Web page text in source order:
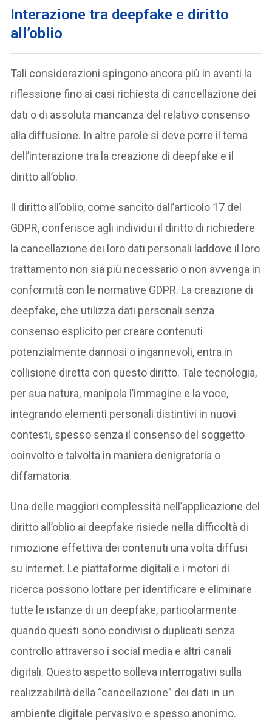
Interazione tra deepfake e diritto
all’oblio
Tali considerazioni spingono ancora più in avanti la
riflessione fino ai casi richiesta di cancellazione dei
dati o di assoluta mancanza del relativo consenso
alla diffusione. In altre parole si deve porre il tema
dell’interazione tra la creazione di deepfake e il
diritto all’oblio.
Il diritto all’oblio, come sancito dall’articolo 17 del
GDPR, conferisce agli individui il diritto di richiedere
la cancellazione dei loro dati personali laddove il loro
trattamento non sia più necessario o non avvenga in
conformità con le normative GDPR. La creazione di
deepfake, che utilizza dati personali senza
consenso esplicito per creare contenuti
potenzialmente dannosi o ingannevoli, entra in
collisione diretta con questo diritto. Tale tecnologia,
per sua natura, manipola l’immagine e la voce,
integrando elementi personali distintivi in nuovi
contesti, spesso senza il consenso del soggetto
coinvolto e talvolta in maniera denigratoria o
diffamatoria.
Una delle maggiori complessità nell’applicazione del
diritto all’oblio ai deepfake risiede nella difficoltà di
rimozione effettiva dei contenuti una volta diffusi
su internet. Le piattaforme digitali e i motori di
ricerca possono lottare per identificare e eliminare
tutte le istanze di un deepfake, particolarmente
quando questi sono condivisi o duplicati senza
controllo attraverso i social media e altri canali
digitali. Questo aspetto solleva interrogativi sulla
realizzabilità della “cancellazione” dei dati in un
ambiente digitale pervasivo e spesso anonimo.